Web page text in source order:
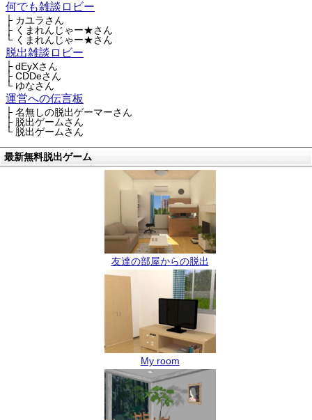
何でも雑談ロビー
├ カユラさん
├ くまれんじゃー★さん
└ くまれんじゃー★さん
脱出雑談ロビー
├ dEyXさん
├ CDDeさん
└ ゆなさん
運営への伝言板
├ 名無しの脱出ゲーマーさん
├ 脱出ゲームさん
└ 脱出ゲームさん
最新無料脱出ゲーム
友達の部屋からの脱出
My room